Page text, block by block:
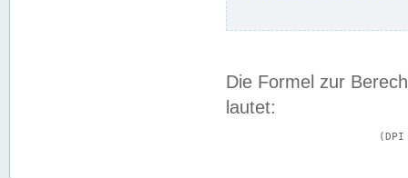
Die Formel zur
lautet: